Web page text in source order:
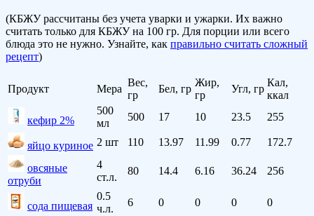
(КБЖУ рассчитаны без учета уварки и ужарки. Их важно
считать только для КБЖУ на 100 гр. Для порции или всего
блюда это не нужно. Узнайте, как правильно считать сложный
рецепт)
Продукт Мера
Вес,
гр
Бел, гр
Жир,
гр
Угл, гр
Кал,
ккал
кефир 2%
500
мл
500 17 10 23.5 255
яйцо куриное 2 шт 110 13.97 11.99 0.77 172.7
овсяные
отруби
4
ст.л.
80 14.4 6.16 36.24 256
сода пищевая
0.5
ч.л.
6 0 0 0 0